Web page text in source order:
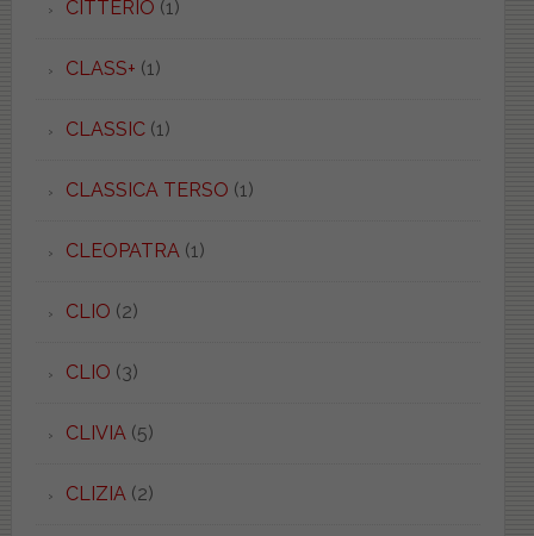
CITTERIO (1)
CLASS+ (1)
CLASSIC(1)
CLASSICA TERSO (1)
CLEOPATRA(1)
CLIO (2)
CLIO (3)
CLIVIA(5)
CLIZIA(2)